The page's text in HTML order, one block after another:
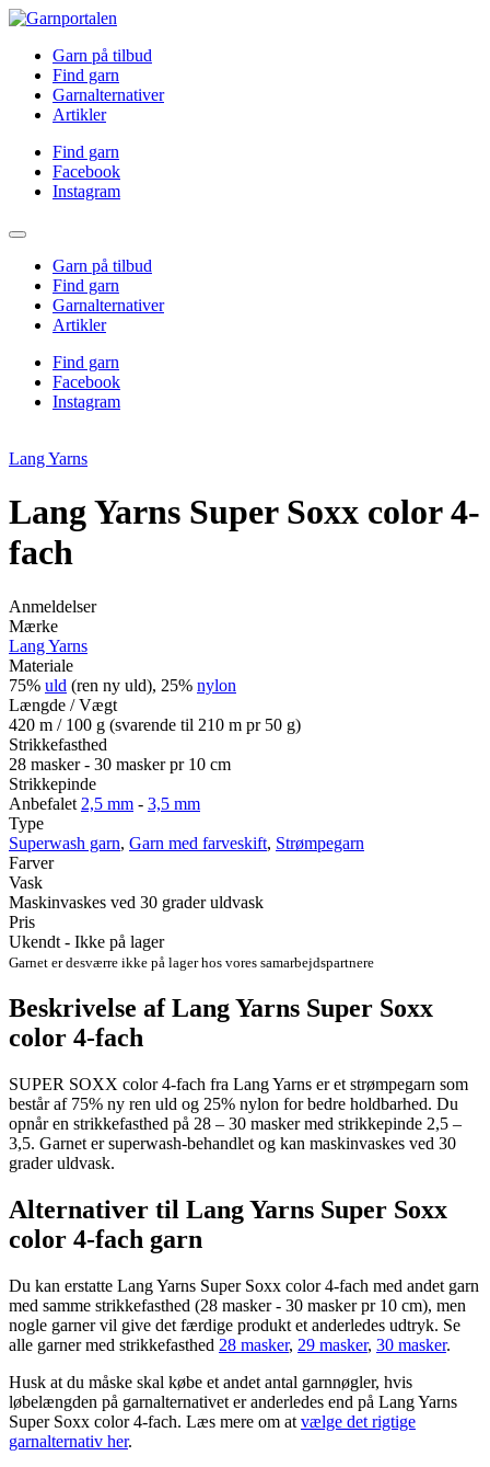
Garn på tilbud
Find garn
Garnalternativer
Artikler
Find garn
Facebook
Instagram
Garn på tilbud
Find garn
Garnalternativer
Artikler
Find garn
Facebook
Instagram
Lang Yarns
Lang Yarns Super Soxx color 4-
fach
Anmeldelser
Mærke
Lang Yarns
Materiale
75% uld (ren ny uld), 25% nylon
Længde / Vægt
420 m / 100 g (svarende til 210 m pr 50 g)
Strikkefasthed
28 masker - 30 masker pr 10 cm
Strikkepinde
Anbefalet 2,5 mm - 3,5 mm
Type
Superwash garn, Garn med farveskift, Strømpegarn
Farver
Vask
Maskinvaskes ved 30 grader uldvask
Pris
Ukendt - Ikke på lager
Garnet er desværre ikke på lager hos vores samarbejdspartnere
Beskrivelse af Lang Yarns Super Soxx
color 4-fach
SUPER SOXX color 4-fach fra Lang Yarns er et strømpegarn som
består af 75% ny ren uld og 25% nylon for bedre holdbarhed. Du
opnår en strikkefasthed på 28 – 30 masker med strikkepinde 2,5 –
3,5. Garnet er superwash-behandlet og kan maskinvaskes ved 30
grader uldvask.
Alternativer til Lang Yarns Super Soxx
color 4-fach garn
Du kan erstatte Lang Yarns Super Soxx color 4-fach med andet garn
med samme strikkefasthed (28 masker - 30 masker pr 10 cm), men
nogle garner vil give det færdige produkt et anderledes udtryk. Se
alle garner med strikkefasthed 28 masker, 29 masker, 30 masker.
Husk at du måske skal købe et andet antal garnnøgler, hvis
løbelængden på garnalternativet er anderledes end på Lang Yarns
Super Soxx color 4-fach. Læs mere om at vælge det rigtige
garnalternativ her.